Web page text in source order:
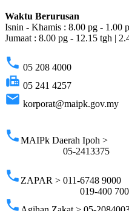
Waktu Berurusan
Isnin - Khamis : 8.00 pg - 1.00
Jumaat : 8.00 pg - 12.15 tgh |
phone 05 208 4000
fax 05 241 4257
email korporat@maipk.gov.my
phoneMAIPk Daerah Ipoh >
05-2413375
phone ZAPAR > 011-6748 9000
019-400
phone